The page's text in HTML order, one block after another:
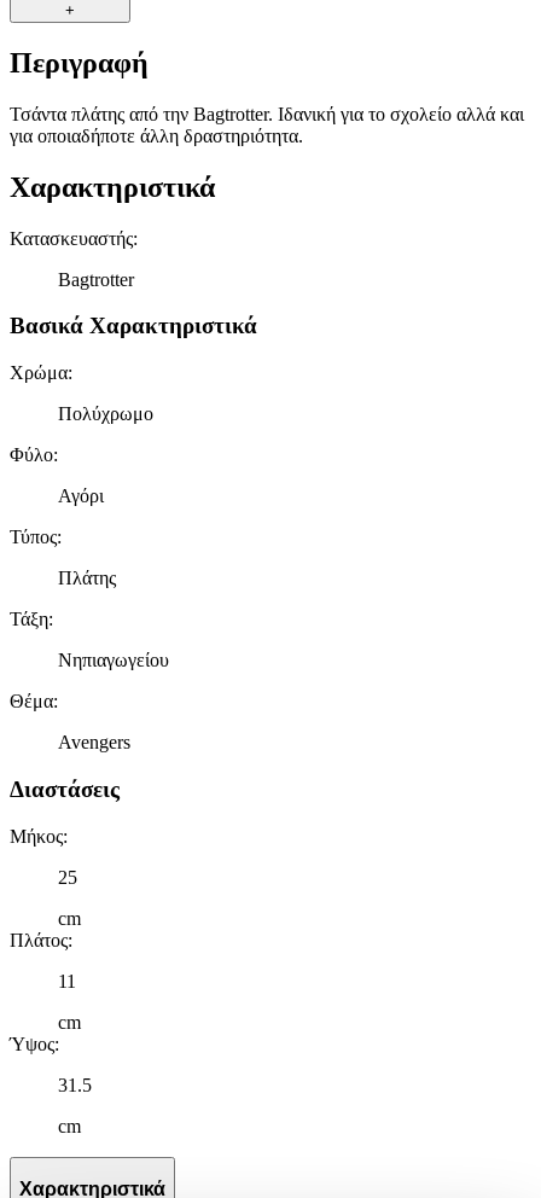
+
Περιγραφή
Τσάντα πλάτης από την Bagtrotter. Ιδανική για το σχολείο αλλά και
για οποιαδήποτε άλλη δραστηριότητα.
Χαρακτηριστικά
Κατασκευαστής:
Bagtrotter
Βασικά Χαρακτηριστικά
Χρώμα:
Πολύχρωμο
Φύλο:
Αγόρι
Τύπος:
Πλάτης
Τάξη:
Νηπιαγωγείου
Θέμα:
Avengers
Διαστάσεις
Μήκος:
25
cm
Πλάτος:
11
cm
Ύψος:
31.5
cm
Χαρακτηριστικά